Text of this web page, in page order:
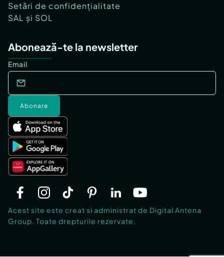
Setări de confidențialitate
SAL și SOL
Abonează-te la newsletter
Email
Abonare
Acest site este creat si administrat de Digital Antena
Group. Toate drepturile rezervate.